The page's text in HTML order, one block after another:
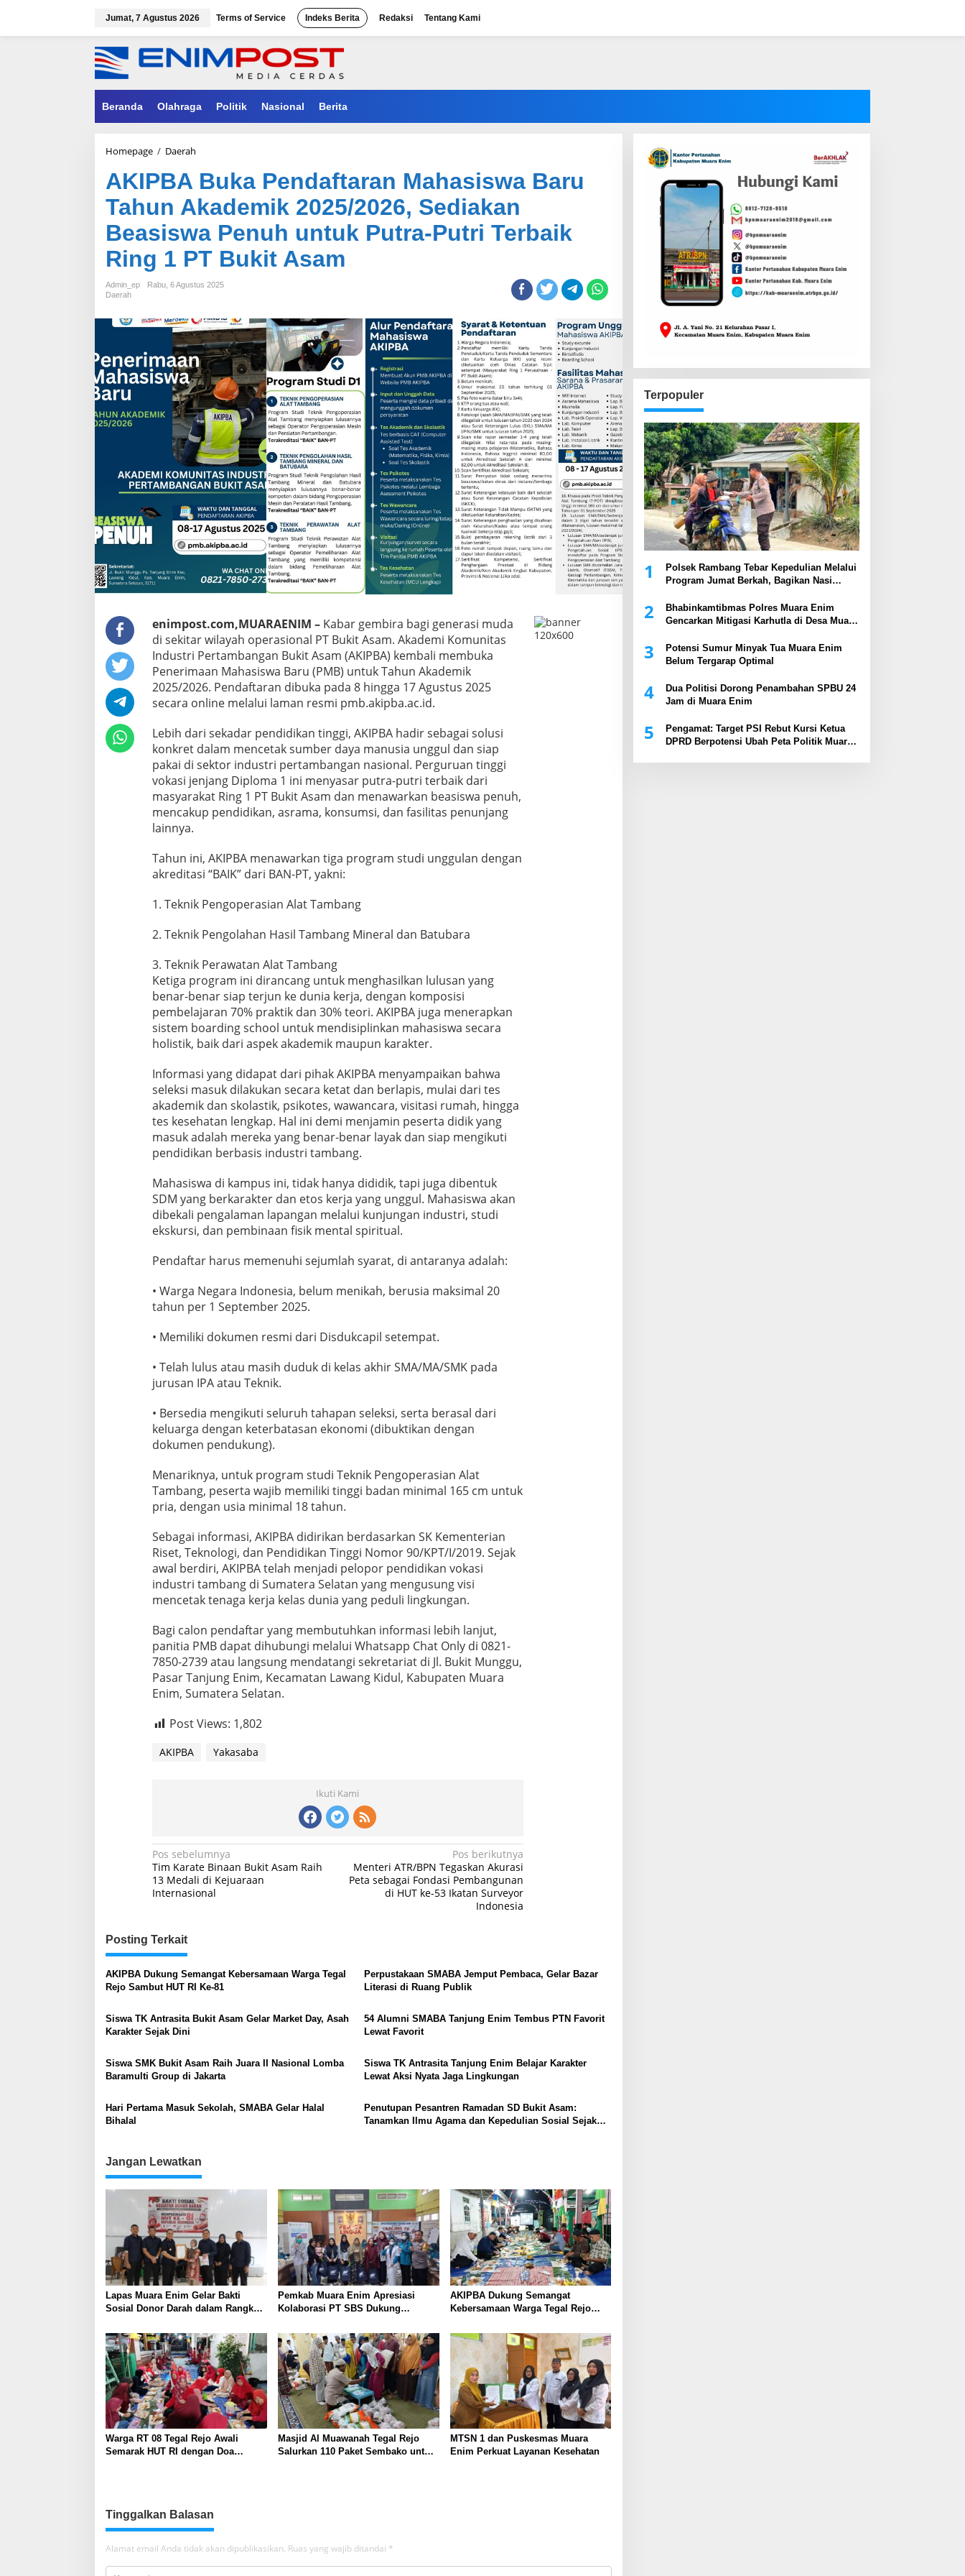
Jumat, 7 Agustus 2026 Terms of Service Indeks Berita Redaksi Tentang Kami
Beranda Olahraga Politik Nasional Berita
Homepage / Daerah
Pendaftaran
Mahasiswa
Baru
Tahun
Akademik
2025/2026,
Sediakan
Beasiswa
Penuh
Putri
Terbaik
Ring
1
PT
Bukit
Asam
AKIPBA Buka Pendaftaran Mahasiswa Baru
Tahun Akademik 2025/2026, Sediakan
Beasiswa Penuh untuk Putra-Putri Terbaik
Ring 1 PT Bukit Asam
Admin_ep
Rabu, 6 Agustus 2025
Daerah
enimpost.com,MUARAENIM – Kabar gembira bagi generasi muda
di sekitar wilayah operasional PT Bukit Asam. Akademi Komunitas
Industri Pertambangan Bukit Asam (AKIPBA) kembali membuka
Penerimaan Mahasiswa Baru (PMB) untuk Tahun Akademik
2025/2026. Pendaftaran dibuka pada 8 hingga 17 Agustus 2025
secara online melalui laman resmi pmb.akipba.ac.id.
Lebih dari sekadar pendidikan tinggi, AKIPBA hadir sebagai solusi
konkret dalam mencetak sumber daya manusia unggul dan siap
pakai di sektor industri pertambangan nasional. Perguruan tinggi
vokasi jenjang Diploma 1 ini menyasar putra-putri terbaik dari
masyarakat Ring 1 PT Bukit Asam dan menawarkan beasiswa penuh,
mencakup pendidikan, asrama, konsumsi, dan fasilitas penunjang
lainnya.
Tahun ini, AKIPBA menawarkan tiga program studi unggulan dengan
akreditasi “BAIK” dari BAN-PT, yakni:
1. Teknik Pengoperasian Alat Tambang
2. Teknik Pengolahan Hasil Tambang Mineral dan Batubara
3. Teknik Perawatan Alat Tambang
Ketiga program ini dirancang untuk menghasilkan lulusan yang
benar-benar siap terjun ke dunia kerja, dengan komposisi
pembelajaran 70% praktik dan 30% teori. AKIPBA juga menerapkan
sistem boarding school untuk mendisiplinkan mahasiswa secara
holistik, baik dari aspek akademik maupun karakter.
Informasi yang didapat dari pihak AKIPBA menyampaikan bahwa
seleksi masuk dilakukan secara ketat dan berlapis, mulai dari tes
akademik dan skolastik, psikotes, wawancara, visitasi rumah, hingga
tes kesehatan lengkap. Hal ini demi menjamin peserta didik yang
masuk adalah mereka yang benar-benar layak dan siap mengikuti
pendidikan berbasis industri tambang.
Mahasiswa di kampus ini, tidak hanya dididik, tapi juga dibentuk
SDM yang berkarakter dan etos kerja yang unggul. Mahasiswa akan
dibekali pengalaman lapangan melalui kunjungan industri, studi
ekskursi, dan pembinaan fisik mental spiritual.
Pendaftar harus memenuhi sejumlah syarat, di antaranya adalah:
• Warga Negara Indonesia, belum menikah, berusia maksimal 20
tahun per 1 September 2025.
• Memiliki dokumen resmi dari Disdukcapil setempat.
• Telah lulus atau masih duduk di kelas akhir SMA/MA/SMK pada
jurusan IPA atau Teknik.
• Bersedia mengikuti seluruh tahapan seleksi, serta berasal dari
keluarga dengan keterbatasan ekonomi (dibuktikan dengan
dokumen pendukung).
Menariknya, untuk program studi Teknik Pengoperasian Alat
Tambang, peserta wajib memiliki tinggi badan minimal 165 cm untuk
pria, dengan usia minimal 18 tahun.
Sebagai informasi, AKIPBA didirikan berdasarkan SK Kementerian
Riset, Teknologi, dan Pendidikan Tinggi Nomor 90/KPT/I/2019. Sejak
awal berdiri, AKIPBA telah menjadi pelopor pendidikan vokasi
industri tambang di Sumatera Selatan yang mengusung visi
mencetak tenaga kerja kelas dunia yang peduli lingkungan.
Bagi calon pendaftar yang membutuhkan informasi lebih lanjut,
panitia PMB dapat dihubungi melalui Whatsapp Chat Only di 0821-
7850-2739 atau langsung mendatangi sekretariat di Jl. Bukit Munggu,
Pasar Tanjung Enim, Kecamatan Lawang Kidul, Kabupaten Muara
Enim, Sumatera Selatan.
Post Views: 1,802
AKIPBA Yakasaba
Ikuti Kami
Navigasi
pos
Pos sebelumnya
Tim Karate Binaan Bukit Asam Raih
13 Medali di Kejuaraan
Internasional
Pos berikutnya
Menteri ATR/BPN Tegaskan Akurasi
Peta sebagai Fondasi Pembangunan
di HUT ke-53 Ikatan Surveyor
Indonesia
Posting Terkait
AKIPBA Dukung Semangat Kebersamaan Warga Tegal
Rejo Sambut HUT RI Ke-81
Perpustakaan SMABA Jemput Pembaca, Gelar Bazar
Literasi di Ruang Publik
Siswa TK Antrasita Bukit Asam Gelar Market Day, Asah
Karakter Sejak Dini
54 Alumni SMABA Tanjung Enim Tembus PTN Favorit
Lewat Favorit
Siswa SMK Bukit Asam Raih Juara II Nasional Lomba
Baramulti Group di Jakarta
Siswa TK Antrasita Tanjung Enim Belajar Karakter
Lewat Aksi Nyata Jaga Lingkungan
Hari Pertama Masuk Sekolah, SMABA Gelar Halal
Bihalal
Penutupan Pesantren Ramadan SD Bukit Asam:
Tanamkan Ilmu Agama dan Kepedulian Sosial Sejak
Jangan Lewatkan
Lapas Muara Enim Gelar Bakti
Sosial Donor Darah dalam Rangka
Indonesia
Pemkab Muara Enim Apresiasi
Kolaborasi PT SBS Dukung
Tambang
AKIPBA Dukung Semangat
Kebersamaan Warga Tegal Rejo
Warga RT 08 Tegal Rejo Awali
Semarak HUT RI dengan Doa
Masjid Al Muawanah Tegal Rejo
Salurkan 110 Paket Sembako untuk
MTSN 1 dan Puskesmas Muara
Enim Perkuat Layanan Kesehatan
Tinggalkan Balasan
Alamat email Anda tidak akan dipublikasikan. Ruas yang wajib ditandai *
Terpopuler
1
Polsek Rambang Tebar Kepedulian Melalui
Program Jumat Berkah, Bagikan Nasi
2
Bhabinkamtibmas Polres Muara Enim
Gencarkan Mitigasi Karhutla di Desa Muara
3
Potensi Sumur Minyak Tua Muara Enim
Belum Tergarap Optimal
4
Dua Politisi Dorong Penambahan SPBU 24
Jam di Muara Enim
5
Pengamat: Target PSI Rebut Kursi Ketua
DPRD Berpotensi Ubah Peta Politik Muara